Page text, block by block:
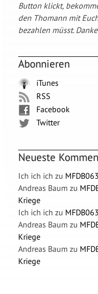
Button klickt,
den Thomann mit
bezahlen müsst.
Abonnieren
iTunes
RSS
Facebook
Twitter
Neueste
Ich ich ich zu
Andreas Baum zu
Kriege
Ich ich ich zu
Andreas Baum zu
Kriege
Andreas Baum zu
Kriege